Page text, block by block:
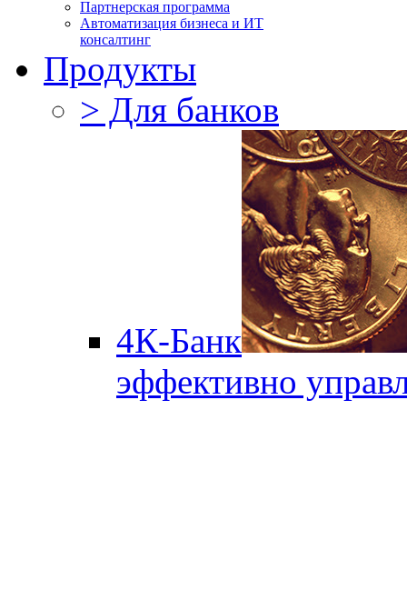
Партнерская программа
Автоматизация бизнеса и ИТ
консалтинг
Продукты
> Для банков
4К-Банк
эффективно